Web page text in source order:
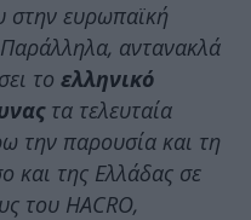
στην ευρωπαϊκή
Παράλληλα, αντανακλά
το ελληνικό
τα τελευταία
την παρουσία και τη
και της Ελλάδας σε
του HACRO,